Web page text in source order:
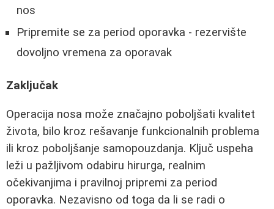
nos
Pripremite se za period oporavka - rezervište
dovoljno vremena za oporavak
Zaključak
Operacija nosa može značajno poboljšati kvalitet
života, bilo kroz rešavanje funkcionalnih problema
ili kroz poboljšanje samopouzdanja. Ključ uspeha
leži u pažljivom odabiru hirurga, realnim
očekivanjima i pravilnoj pripremi za period
oporavka. Nezavisno od toga da li se radi o